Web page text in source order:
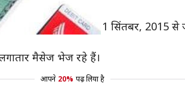
देते हुए कहा था कि 1 सिंतबर, 2015 से
मैसेज भेज रहे हैं।
आपने 20% पढ़ लिया है